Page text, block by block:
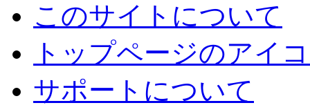
このサイトについて
トップページのアイ
サポートについて